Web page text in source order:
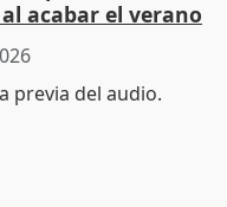
acabar el verano